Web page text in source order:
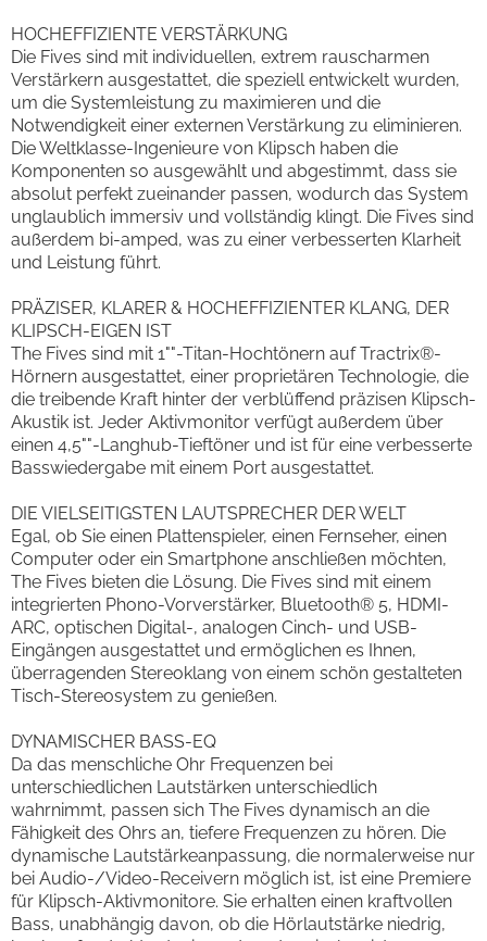
HOCHEFFIZIENTE VERSTÄRKUNG
Die Fives sind mit individuellen, extrem rauscharmen
Verstärkern ausgestattet, die speziell entwickelt wurden,
um die Systemleistung zu maximieren und die
Notwendigkeit einer externen Verstärkung zu eliminieren.
Die Weltklasse-Ingenieure von Klipsch haben die
Komponenten so ausgewählt und abgestimmt, dass sie
absolut perfekt zueinander passen, wodurch das System
unglaublich immersiv und vollständig klingt. Die Fives sind
außerdem bi-amped, was zu einer verbesserten Klarheit
und Leistung führt.
PRÄZISER, KLARER & HOCHEFFIZIENTER KLANG, DER
KLIPSCH-EIGEN IST
The Fives sind mit 1""-Titan-Hochtönern auf Tractrix®-
Hörnern ausgestattet, einer proprietären Technologie, die
die treibende Kraft hinter der verblüffend präzisen Klipsch-
Akustik ist. Jeder Aktivmonitor verfügt außerdem über
einen 4,5""-Langhub-Tieftöner und ist für eine verbesserte
Basswiedergabe mit einem Port ausgestattet.
DIE VIELSEITIGSTEN LAUTSPRECHER DER WELT
Egal, ob Sie einen Plattenspieler, einen Fernseher, einen
Computer oder ein Smartphone anschließen möchten,
The Fives bieten die Lösung. Die Fives sind mit einem
integrierten Phono-Vorverstärker, Bluetooth® 5, HDMI-
ARC, optischen Digital-, analogen Cinch- und USB-
Eingängen ausgestattet und ermöglichen es Ihnen,
überragenden Stereoklang von einem schön gestalteten
Tisch-Stereosystem zu genießen.
DYNAMISCHER BASS-EQ
Da das menschliche Ohr Frequenzen bei
unterschiedlichen Lautstärken unterschiedlich
wahrnimmt, passen sich The Fives dynamisch an die
Fähigkeit des Ohrs an, tiefere Frequenzen zu hören. Die
dynamische Lautstärkeanpassung, die normalerweise nur
bei Audio-/Video-Receivern möglich ist, ist eine Premiere
für Klipsch-Aktivmonitore. Sie erhalten einen kraftvollen
Bass, unabhängig davon, ob die Hörlautstärke niedrig,